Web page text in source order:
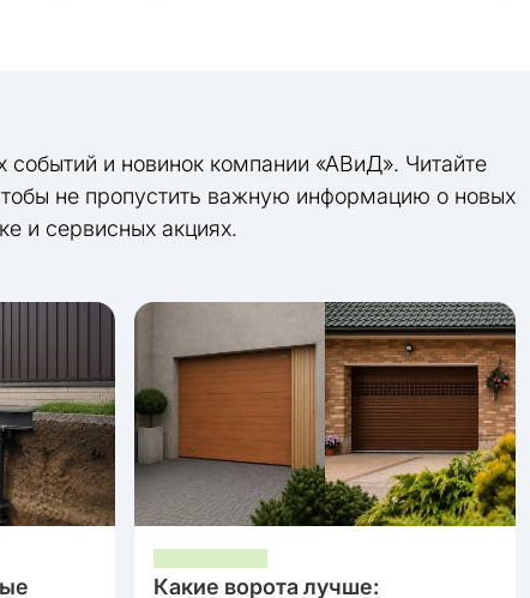
событий и новинок компании «АВиД». Читайте
не пропустить важную информацию о новых
и сервисных акциях.
Какие ворота лучше: